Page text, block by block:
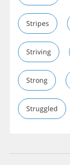
Stripes
Striving
Strong
Struggled